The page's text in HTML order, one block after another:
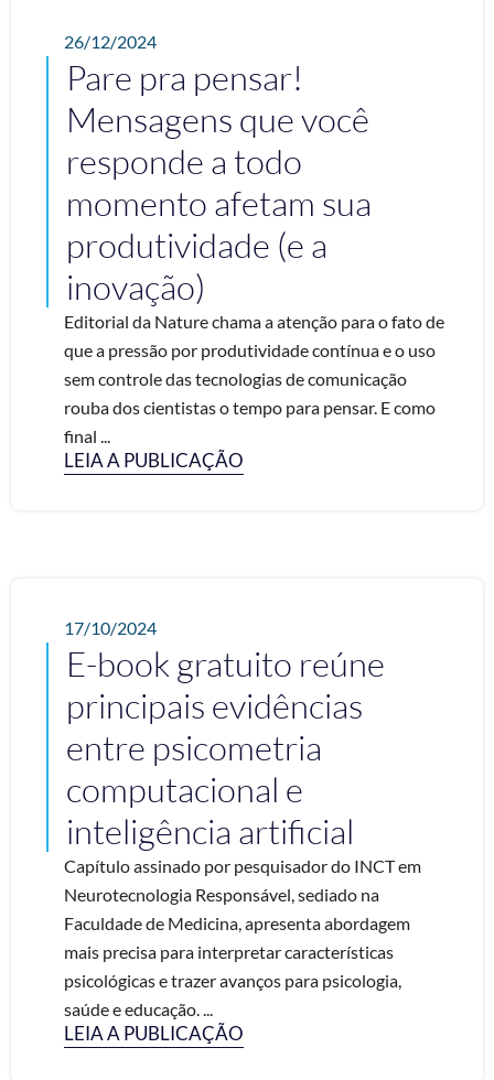
26/12/2024
Pare pra pensar!
Mensagens que você
responde a todo
momento afetam sua
produtividade (e a
inovação)
Editorial da Nature chama a atenção para o fato de
que a pressão por produtividade contínua e o uso
sem controle das tecnologias de comunicação
rouba dos cientistas o tempo para pensar. E como
final ...
LEIA A PUBLICAÇÃO
17/10/2024
E-book gratuito reúne
principais evidências
entre psicometria
computacional e
inteligência artificial
Capítulo assinado por pesquisador do INCT em
Neurotecnologia Responsável, sediado na
Faculdade de Medicina, apresenta abordagem
mais precisa para interpretar características
psicológicas e trazer avanços para psicologia,
saúde e educação. ...
LEIA A PUBLICAÇÃO